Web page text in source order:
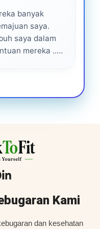
banyak
saya.
saya dalam
mereka ...
Kami
dan kesehatan